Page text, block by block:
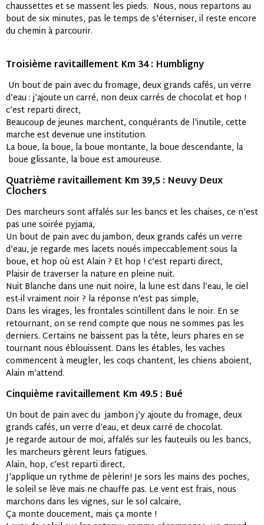
chaussettes et se massent les pieds. Nous, nous repartons au
bout de six minutes, pas le temps de s'éterniser, il reste encore
du chemin à parcourir.
Troisième ravitaillement Km 34 : Humbligny
Un bout de pain avec du fromage, deux grands cafés, un verre
d’eau : j’ajoute un carré, non deux carrés de chocolat et hop !
c’est reparti direct,
Beaucoup de jeunes marchent, conquérants de l'inutile, cette
marche est devenue une institution.
La boue, la boue, la boue montante, la boue descendante, la
boue glissante, la boue est amoureuse.
Quatrième ravitaillement Km 39,5 : Neuvy Deux
Clochers
Des marcheurs sont affalés sur les bancs et les chaises, ce n’est
pas une soirée pyjama,
Un bout de pain avec du jambon, deux grands cafés un verre
d’eau, je regarde mes lacets noués impeccablement sous la
boue, et hop où est Alain ? Et hop ! c’est reparti direct,
Plaisir de traverser la nature en pleine nuit.
Nuit Blanche dans une nuit noire, la lune est dans l’eau, le ciel
est-il vraiment noir ? la réponse n'est pas simple,
Dans les virages, les frontales scintillent dans le noir. En se
retournant, on se rend compte que nous ne sommes pas les
derniers. Certains ne baissent pas la tête, leurs phares en se
tournant nous éblouissent. Dans les étables, les vaches
commencent à meugler, les coqs chantent, les chiens aboient,
Alain m’attend.
Cinquième ravitaillement Km 49.5 : Bué
Un bout de pain avec du jambon j’y ajoute du fromage, deux
grands cafés, un verre d’eau, et deux carré de chocolat.
Je regarde autour de moi, affalés sur les fauteuils ou les bancs,
les marcheurs gèrent leurs fatigues.
Alain, hop, c’est reparti direct,
J'applique un rythme de pèlerin! Je sors les mains des poches,
le soleil se lève mais ne chauffe pas. Le vent est frais, nous
marchons dans les vignes, sur le sol calcaire,
Ça monte doucement, mais ça monte !